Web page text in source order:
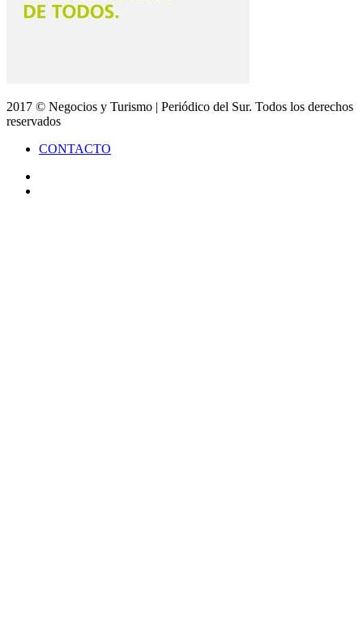
2017 © Negocios y Turismo | Periódico del Sur. Todos los derechos
reservados
CONTACTO